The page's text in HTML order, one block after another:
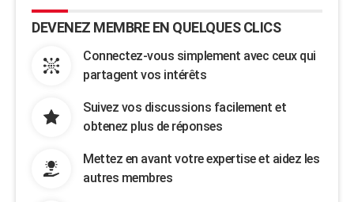
DEVENEZ MEMBRE EN QUELQUES CLICS
Connectez-vous simplement avec ceux qui
partagent vos intérêts
Suivez vos discussions facilement et
obtenez plus de réponses
Mettez en avant votre expertise et aidez les
autres membres